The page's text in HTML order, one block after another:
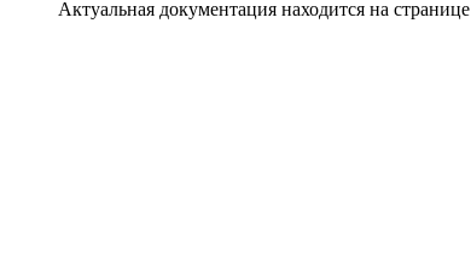
Актуальная документация находится на странице